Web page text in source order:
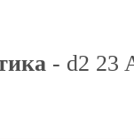
- d2 23